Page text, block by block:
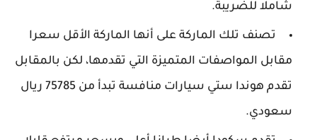
شاملا للضريبة.
تصنف تلك الماركة على أنها الماركة الأقل سعرا
مقابل المواصفات المتميزة التي تقدمها، لكن بالمقابل
تقدم هوندا ستي سيارات منافسة تبدأ من 75785 ريال
سعودي.